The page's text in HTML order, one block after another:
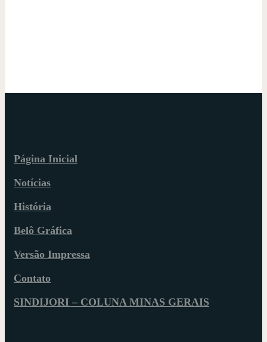
Página Inicial
Notícias
História
Belô Gráfica
Versão Impressa
Contato
SINDIJORI – COLUNA MINAS GERAIS